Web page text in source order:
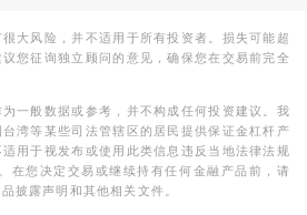
大风险，并不适用于所有投资者。损失可能超
您征询独立顾问的意见，确保您在交易前完全
一般数据或参考，并不构成任何投资建议。我
湾等某些司法管辖区的居民提供保证金杠杆产
用于视发布或使用此类信息违反当地法律法规
在您决定交易或继续持有任何金融产品前，请
披露声明和其他相关文件。